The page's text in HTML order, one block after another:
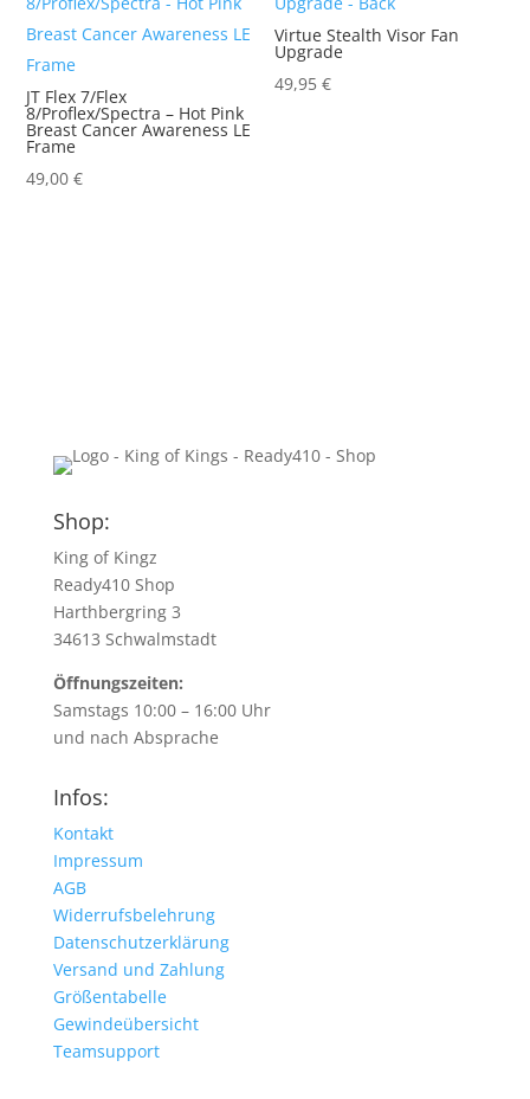
JT Flex 7/Flex
8/Proflex/Spectra – Hot Pink
Breast Cancer Awareness LE
Frame
49,00€
Virtue Stealth Visor Fan
Upgrade
49,95€
Shop:
King of Kingz
Ready410 Shop
Harthbergring 3
34613 Schwalmstadt
Öffnungszeiten:
Samstags 10:00 – 16:00 Uhr
und nach Absprache
Infos:
Kontakt
Impressum
AGB
Widerrufsbelehrung
Datenschutzerklärung
Versand und Zahlung
Größentabelle
Gewindeübersicht
Teamsupport